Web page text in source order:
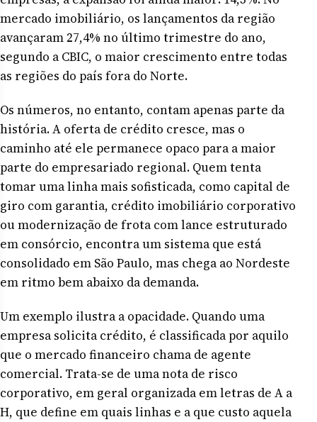
mercado imobiliário, os lançamentos da região
avançaram 27,4% no último trimestre do ano,
segundo a CBIC, o maior crescimento entre todas
as regiões do país fora do Norte.
Os números, no entanto, contam apenas parte da
história. A oferta de crédito cresce, mas o
caminho até ele permanece opaco para a maior
parte do empresariado regional. Quem tenta
tomar uma linha mais sofisticada, como capital de
giro com garantia, crédito imobiliário corporativo
ou modernização de frota com lance estruturado
em consórcio, encontra um sistema que está
consolidado em São Paulo, mas chega ao Nordeste
em ritmo bem abaixo da demanda.
Um exemplo ilustra a opacidade. Quando uma
empresa solicita crédito, é classificada por aquilo
que o mercado financeiro chama de agente
comercial. Trata-se de uma nota de risco
corporativo, em geral organizada em letras de A a
H, que define em quais linhas e a que custo aquela